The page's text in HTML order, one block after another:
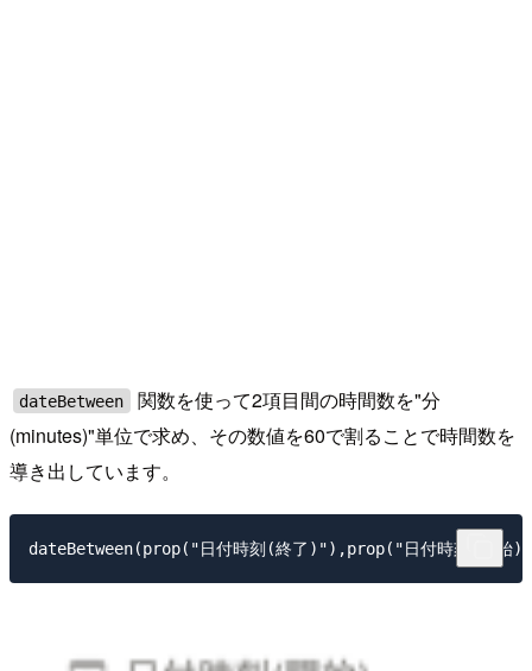
dateBetween
関数を使って2項目間の時間数を"分
(minutes)"単位で求め、その数値を60で割ることで時間数を
導き出しています。